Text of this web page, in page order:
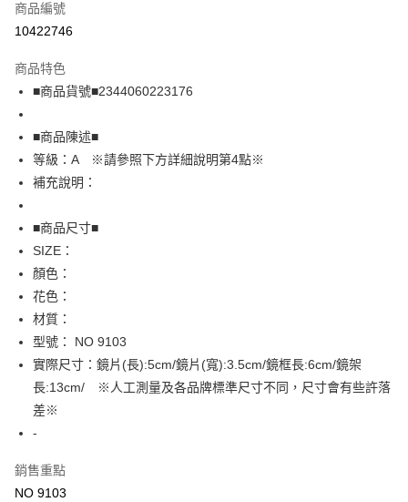
超商取貨付款
Apple Pay
街口支付
悠遊付
全盈+PAY
AFTEE先享後付
相關說明
【關於「AFTEE先享後付」】
AFTEE先享後付是「在收到商品之後才付款」的支付方式。 讓您購物簡單
便利好安心！
１．簡單：不需註冊會員、不需綁卡、不需儲值。
３．安心：先確認商品／服務後，再付款。
【「AFTEE先享後付」結帳流程】
１．於結帳方式選擇「AFTEE先享後付」後，將跳轉至「AFTEE先享後付」
結帳頁面，進行簡訊認證並確認金額後，即可完成結帳。
ATM／網路銀行／等多元方式進行付款，方視為交易完成。
※ 請注意：結帳手續完成當下不需立刻繳費，但若您需要取消訂單，請聯絡
購買商品的店家。未經商家同意取消之訂單仍視為有效，需透過AFTEE先享
運送方式
全家取貨付款
免運費
免運費
7-11取貨付款
付款後7-11取貨
商品編號
10422746
商品特色
■商品貨號■2344060223176
■商品陳述■
等級：A ※請參照下方詳細說明第4點※
補充說明：
■商品尺寸■
SIZE：
顏色：
花色：
材質：
型號： NO 9103
實際尺寸：鏡片(長):5cm/鏡片(寬):3.5cm/鏡框長:6cm/鏡架
長:13cm/ ※人工測量及各品牌標準尺寸不同，尺寸會有些許落
差※
-
銷售重點
NO 9103